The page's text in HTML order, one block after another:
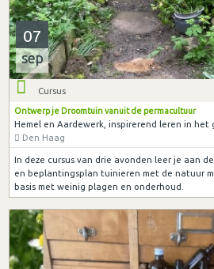
07
sep
Cursus
Ontwerp je Droomtuin vanuit de permacultuur
Hemel en Aardewerk, inspirerend leren in het
Den Haag
In deze cursus van drie avonden leer je aan
en beplantingsplan tuinieren met de natuur
basis met weinig plagen en onderhoud.